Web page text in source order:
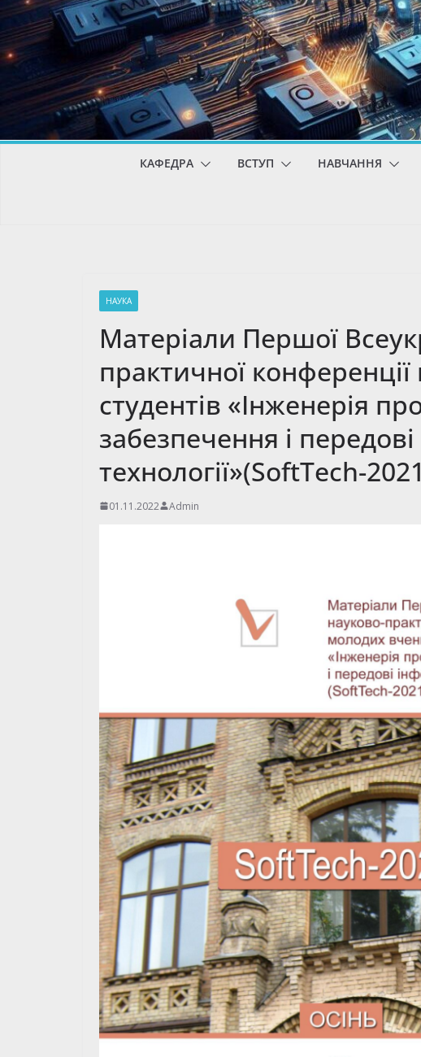
КАФЕДРА ВСТУП НАВЧАННЯ
НАУКА
Матеріали Першої
практичної
студентів «Інженерія
забезпечення і
технології»(SoftTech-
01.11.2022 Admin